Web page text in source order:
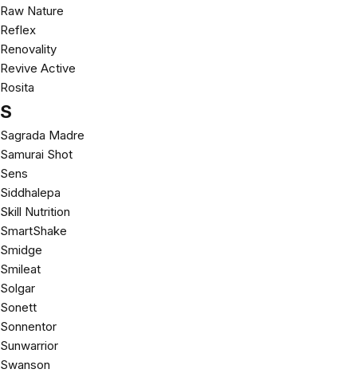
Raw Nature
Reflex
Renovality
Revive Active
Rosita
S
Sagrada Madre
Samurai Shot
Sens
Siddhalepa
Skill Nutrition
SmartShake
Smidge
Smileat
Solgar
Sonett
Sonnentor
Sunwarrior
Swanson